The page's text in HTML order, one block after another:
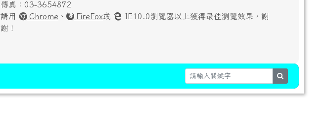
傳真：03-3654872
請用
Chrome 、 FireFox或
IE10.0瀏覽器以上獲得最佳瀏覽效果，謝
謝！